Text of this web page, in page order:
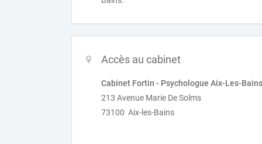
Accès au cabinet
Cabinet Fortin - Psychologue Aix-Les-Bains
213 Avenue Marie De Solms
73100 Aix-les-Bains